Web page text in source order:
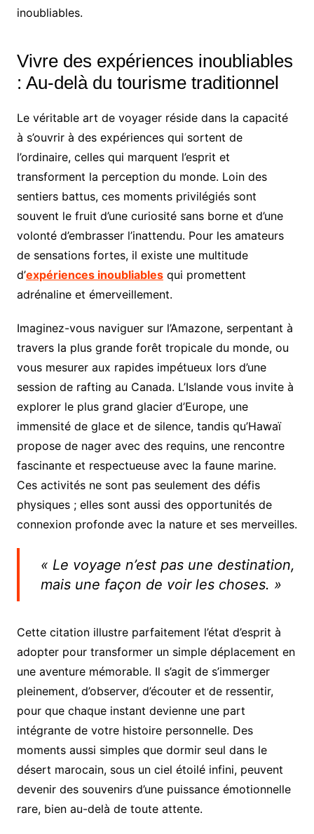
inoubliables.
Vivre des expériences inoubliables
: Au-delà du tourisme traditionnel
Le véritable art de voyager réside dans la capacité
à s’ouvrir à des expériences qui sortent de
l’ordinaire, celles qui marquent l’esprit et
transforment la perception du monde. Loin des
sentiers battus, ces moments privilégiés sont
souvent le fruit d’une curiosité sans borne et d’une
volonté d’embrasser l’inattendu. Pour les amateurs
de sensations fortes, il existe une multitude
d’expériences inoubliablesqui promettent
adrénaline et émerveillement.
Imaginez-vous naviguer sur l’Amazone, serpentant à
travers la plus grande forêt tropicale du monde, ou
vous mesurer aux rapides impétueux lors d’une
session de rafting au Canada. L’Islande vous invite à
explorer le plus grand glacier d’Europe, une
immensité de glace et de silence, tandis qu’Hawaï
propose de nager avec des requins, une rencontre
fascinante et respectueuse avec la faune marine.
Ces activités ne sont pas seulement des défis
physiques ; elles sont aussi des opportunités de
connexion profonde avec la nature et ses merveilles.
« Le voyage n’est pas une destination,
mais une façon de voir les choses. »
Cette citation illustre parfaitement l’état d’esprit à
adopter pour transformer un simple déplacement en
une aventure mémorable. Il s’agit de s’immerger
pleinement, d’observer, d’écouter et de ressentir,
pour que chaque instant devienne une part
intégrante de votre histoire personnelle. Des
moments aussi simples que dormir seul dans le
désert marocain, sous un ciel étoilé infini, peuvent
devenir des souvenirs d’une puissance émotionnelle
rare, bien au-delà de toute attente.